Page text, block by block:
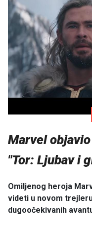
Marvel
"Tor: Ljubav i
Omiljenog heroja
videti u novom
dugoočekivanih